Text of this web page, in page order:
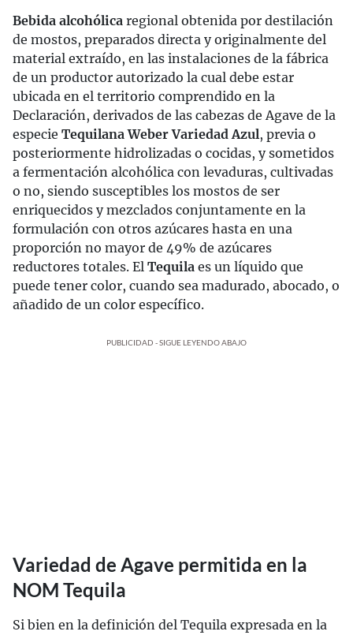
Bebida alcohólica regional obtenida por destilación
de mostos, preparados directa y originalmente del
material extraído, en las instalaciones de la fábrica
de un productor autorizado la cual debe estar
ubicada en el territorio comprendido en la
Declaración, derivados de las cabezas de Agave de la
especie Tequilana Weber Variedad Azul, previa o
posteriormente hidrolizadas o cocidas, y sometidos
a fermentación alcohólica con levaduras, cultivadas
o no, siendo susceptibles los mostos de ser
enriquecidos y mezclados conjuntamente en la
formulación con otros azúcares hasta en una
proporción no mayor de 49% de azúcares
reductores totales. El Tequila es un líquido que
puede tener color, cuando sea madurado, abocado, o
añadido de un color específico.
PUBLICIDAD - SIGUE LEYENDO ABAJO
Variedad de Agave permitida en la
NOM Tequila
Si bien en la definición del Tequila expresada en la